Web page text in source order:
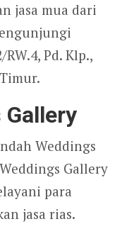
jasa mua dari
Pd. Klp.,
Weddings
Gallery
para
jasa rias.